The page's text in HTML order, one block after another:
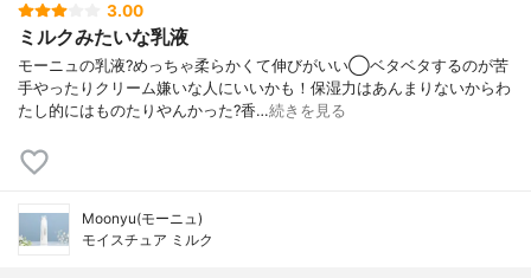
3.00
ミルクみたいな乳液
モーニュの乳液?めっちゃ柔らかくて伸びがいい◯ベタベタするのが苦
手やったりクリーム嫌いな人にいいかも！保湿力はあんまりないからわ
たし的にはものたりやんかった?香…続きを見る
Moonyu(モーニュ)
モイスチュア ミルク